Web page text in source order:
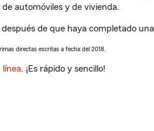
automóviles y de vivienda.
de que haya completado
directas escritas a fecha del 2018.
línea. ¡Es rápido y sencillo!